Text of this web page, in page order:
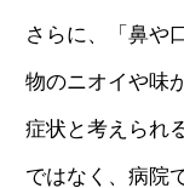
さらに、「鼻や
物のニオイや味
症状と考えられ
ではなく、病院